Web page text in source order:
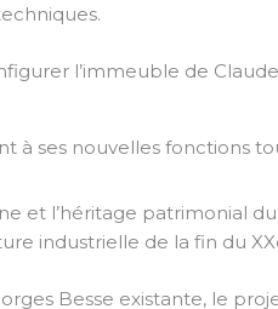
l’immeuble de
à ses nouvelles fonctions
et l’héritage patrimonial
industrielle de la fin du
Besse existante, le